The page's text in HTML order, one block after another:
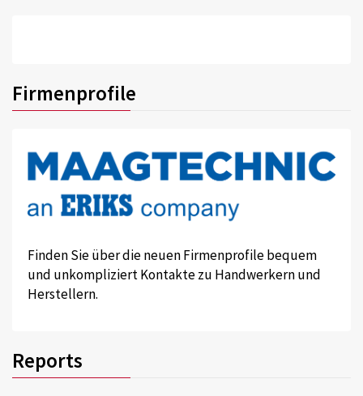
Firmenprofile
Finden Sie über die neuen Firmenprofile bequem
und unkompliziert Kontakte zu Handwerkern und
Herstellern.
Reports